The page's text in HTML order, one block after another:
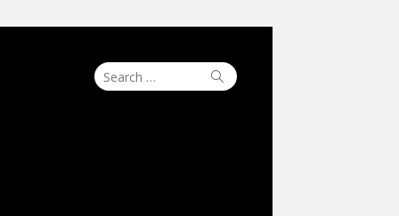
Search
for:
Search